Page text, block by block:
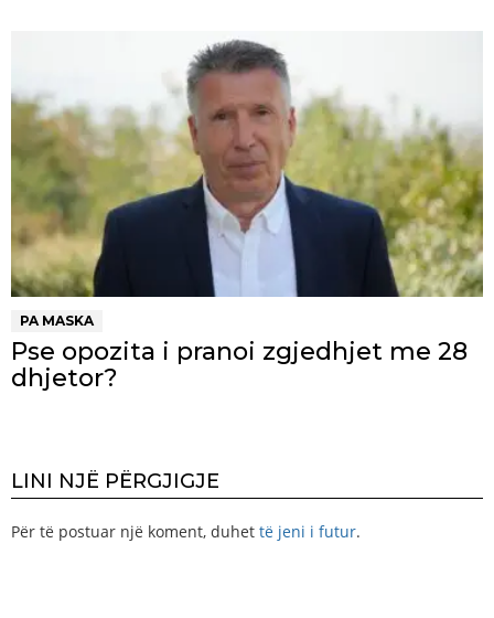
PA MASKA
Pse opozita i pranoi zgjedhjet me 28
dhjetor?
LINI NJË PËRGJIGJE
Për të postuar një koment, duhet të jeni i futur.